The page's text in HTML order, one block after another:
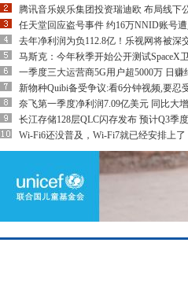
腾讯音乐娱乐集团投资瑞迪欧 布局线下
任天堂回应盗号事件 约16万NNID账号
去年净利润为负112.8亿！乐视网将被深
马斯克：今年秋季开始公开测试SpaceX
一季度三大运营商5G用户超5000万 日赚
新物种Quibi备受争议:看6分钟视频,要忍
奈飞第一季度净利润7.09亿美元 同比大
长江存储128层QLC闪存发布 预计Q3季
Wi-Fi6还没普及，Wi-Fi7就已经安排上了